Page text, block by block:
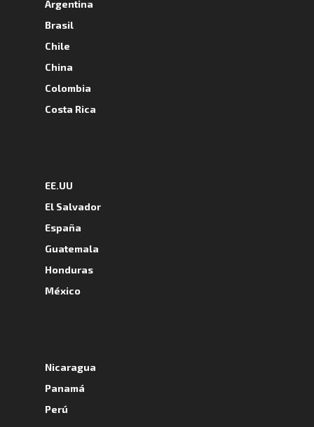
Argentina
Brasil
Chile
China
Colombia
Costa Rica
EE.UU
El Salvador
España
Guatemala
Honduras
México
Nicaragua
Panamá
Perú